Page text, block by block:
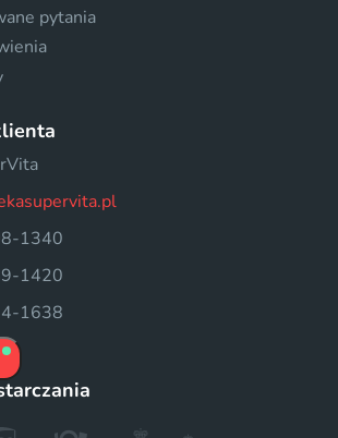
pytania
1340
1420
1638